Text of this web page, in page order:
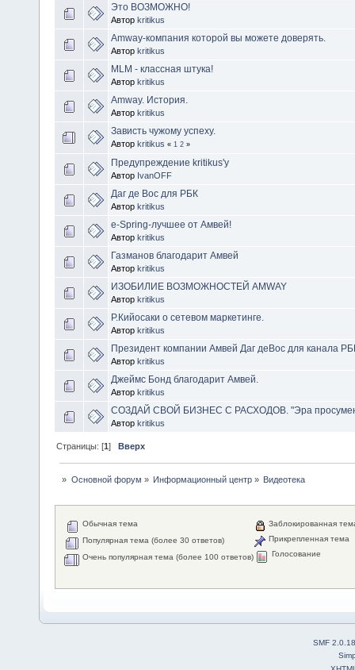
Это ВОЗМОЖНО!
Автор kritikus
Amway-компания которой вы можете доверять.
Автор kritikus
MLM - классная штука!
Автор kritikus
Amway. История.
Автор kritikus
Зависть чужому успеху.
Автор kritikus « 1 2 »
Предупреждение kritikus'у
Автор IvanOFF
Даг де Вос для РБК
Автор kritikus
e-Spring-лучшее от Амвей!
Автор kritikus
Газманов благодарит Амвей
Автор kritikus
ИЗОБИЛИЕ ВОЗМОЖНОСТЕЙ AMWAY
Автор kritikus
Р.Кийосаки о сетевом маркетинге.
Автор kritikus
Президент компании Амвей Даг деВос для канала
Автор kritikus
Джеймс Бонд благодарит Амвей.
Автор kritikus
СОЗДАЙ СВОЙ БИЗНЕС С РАСХОДОВ. "Эра
Автор kritikus
Страницы: [1]Вверх
» Основной форум » Информационный центр» Видеотека
Обычная тема
Популярная тема (более 30 ответов)
Очень популярная тема (более 100 ответов)
Заблокированная
Прикрепленная тема
Голосование
SMF 2.0.18